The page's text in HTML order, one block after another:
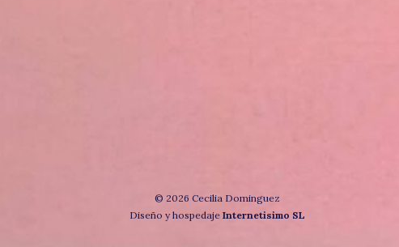
© 2026 Cecilia Dominguez
Diseño y hospedaje Internetisimo SL